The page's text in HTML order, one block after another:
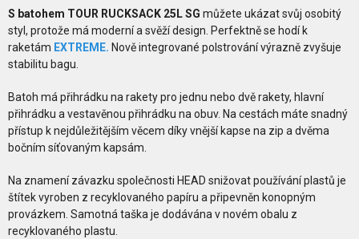
S batohem TOUR RUCKSACK 25L SG můžete ukázat svůj osobitý
styl, protože má moderní a svěží design. Perfektně se hodí k
raketám EXTREME. Nově integrované polstrování výrazně zvyšuje
stabilitu bagu.
Batoh má přihrádku na rakety pro jednu nebo dvě rakety, hlavní
přihrádku a vestavěnou přihrádku na obuv. Na cestách máte snadný
přístup k nejdůležitějším věcem díky vnější kapse na zip a dvěma
bočním síťovaným kapsám.
Na znamení závazku společnosti HEAD snižovat používání plastů je
štítek vyroben z recyklovaného papíru a připevněn konopným
provázkem. Samotná taška je dodávána v novém obalu z
recyklovaného plastu.